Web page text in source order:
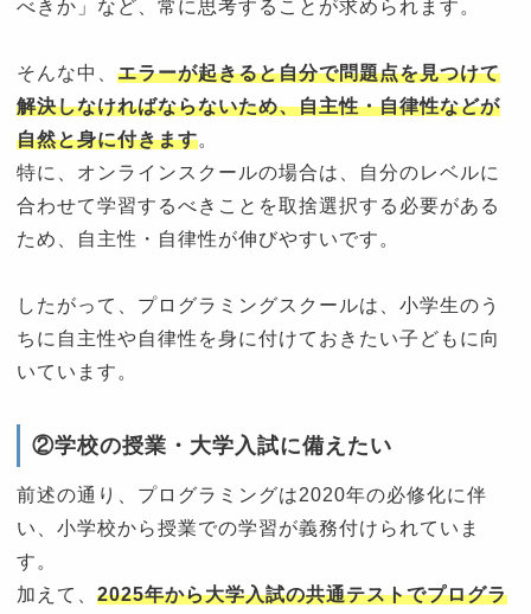
べきか」など、常に思考することが求められます。
そんな中、 エラーが起きると自分で問題点を見つけて
解決しなければならないため、自主性・自律性などが
自然と身に付きます。
特に、オンラインスクールの場合は、自分のレベルに
合わせて学習するべきことを取捨選択する必要がある
ため、自主性・自律性が伸びやすいです。
したがって、プログラミングスクールは、小学生のう
ちに自主性や自律性を身に付けておきたい子どもに向
いています。
②学校の授業・大学入試に備えたい
前述の通り、プログラミングは2020年の必修化に伴
い、小学校から授業での学習が義務付けられていま
す。
加えて、 2025年から大学入試の共通テストでプログラ